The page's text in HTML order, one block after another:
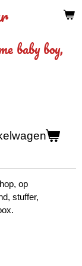
baby boy,
op
stuffer,